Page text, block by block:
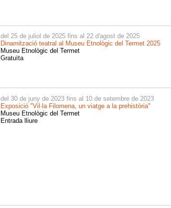
del 25 de juliol de 2025 fins al 22 d'agost de 2025
Dinamització teatral al Museu Etnològic del Termet 2025
Museu Etnològic del Termet
Gratuïta
del 30 de juny de 2023 fins al 10 de setembre de 2023
Exposició "Vil·la Filomena, un viatge a la prehistòria"
Museu Etnològic del Termet
Entrada lliure